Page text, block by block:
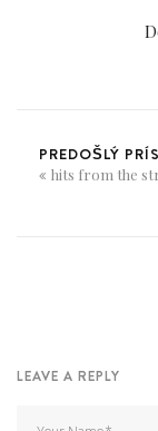
PREDOŠLÝ
hits from the
LEAVE A REPLY